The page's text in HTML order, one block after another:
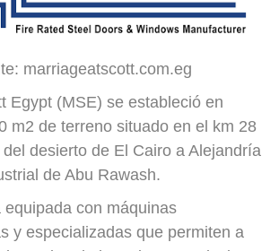
marriageatscott.com.eg
Egypt (MSE) se estableció en
m2 de terreno situado en el km 28
desierto de El Cairo a Alejandría
de Abu Rawash.
equipada con máquinas
y especializadas que permiten a